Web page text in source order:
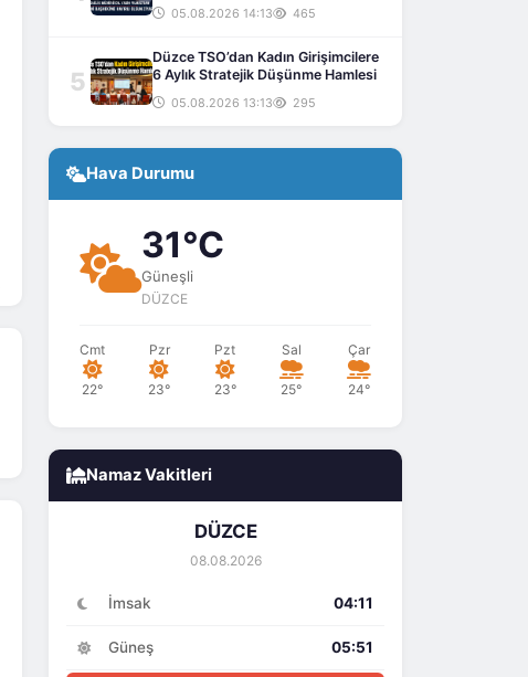
05.08.2026 14:13 465
5
Düzce TSO’dan Kadın Girişimcilere
6 Aylık Stratejik Düşünme Hamlesi
05.08.2026 13:13 295
Hava Durumu
31°C
Güneşli
DÜZCE
Cmt
22°
Pzr
23°
Pzt
23°
Sal
25°
Çar
24°
Namaz Vakitleri
DÜZCE
08.08.2026
İmsak 04:11
Güneş 05:51